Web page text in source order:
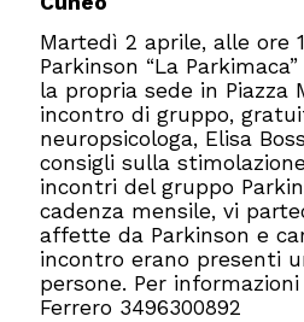
Martedì 2 aprile, alle ore
Parkinson “La
la propria sede in Piazza
incontro di gruppo,
neuropsicologa, Elisa
consigli sulla
incontri del gruppo
cadenza mensile, vi
affette da Parkinson e
incontro erano presenti
persone. Per
Ferrero 3496300892